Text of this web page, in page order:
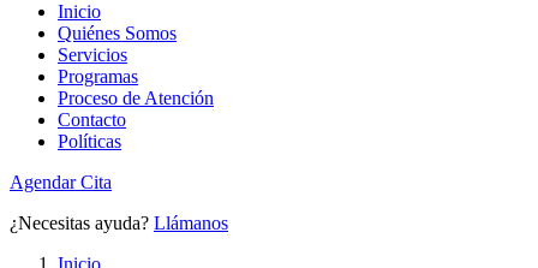
Inicio
Quiénes Somos
Servicios
Programas
Proceso de Atención
Contacto
Políticas
Agendar Cita
¿Necesitas ayuda? Llámanos
Inicio